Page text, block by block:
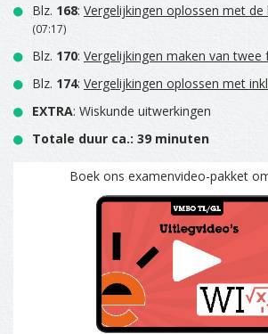
Blz. 168: Vergelijkingen oplossen met
(07:17)
Blz. 170: Vergelijkingen maken van twee
Blz. 174: Vergelijkingen oplossen met
EXTRA: Wiskunde uitwerkingen
Totale duur ca.: 39 minuten
Boek ons examenvideo-pakket